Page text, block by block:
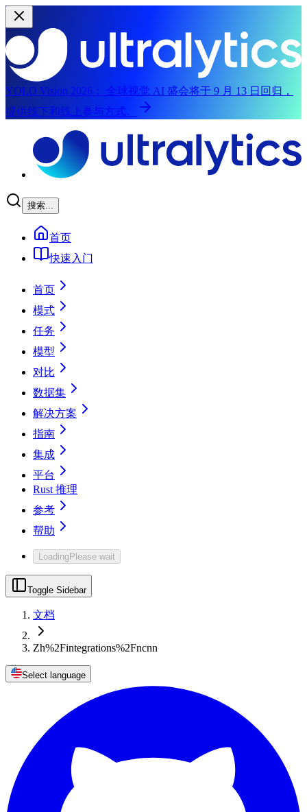
YOLO Vision 2026：
全球视觉 AI 盛会将于 9 月 13 日回归，
提供线下和线上参与方式。
搜索...
首页
快速入门
首页
模式
任务
模型
对比
数据集
解决方案
指南
集成
平台
Rust 推理
参考
帮助
LoadingPlease wait
Toggle Sidebar
文档
Zh%2Fintegrations%2Fncnn
Select language